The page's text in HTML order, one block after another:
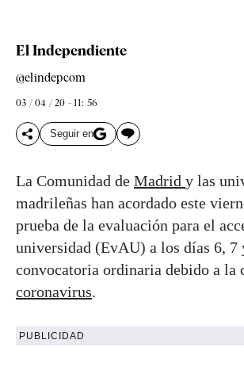
El Independiente
@elindepcom
03 / 04 / 20 - 11: 56
Seguir en
La Comunidad de Madrid y las
madrileñas han acordado este
prueba de la evaluación para el
universidad (EvAU) a los días 6, 7
convocatoria ordinaria debido a la
coronavirus.
PUBLICIDAD